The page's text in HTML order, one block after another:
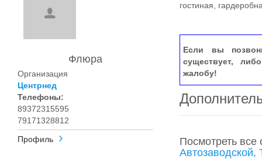
Флюра
Организация
Центрнед
Телефоны:
89372315595
79171328812
Профиль
гостиная,
Если вы
существует,
жалобу!
Посмотреть
Автозаводской,